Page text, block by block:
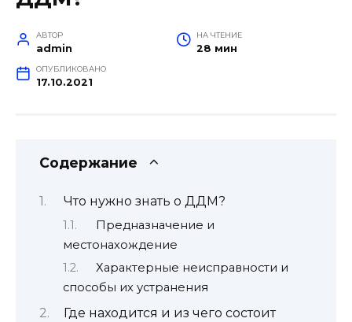
АВТОР
admin
НА ЧТЕНИЕ
28 мин
ОПУБЛИКОВАНО
17.10.2021
Содержание
Что нужно знать о ДДМ?
Предназначение и
местонахождение
Характерные неисправности и
способы их устранения
Где находится и из чего состоит